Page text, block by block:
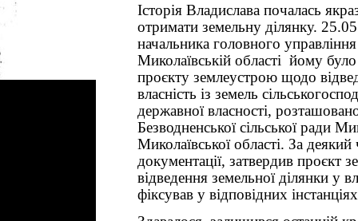
Історія Владислава почалась
отримати земельну ділянку.
начальника головного
Миколаївській області йому було
проєкту землеустрою щодо
власність із земель
державної власності,
Безводненської сільської ради
Миколаївської області. За
документації, затвердив проєкт
відведення земельної ділянки у
фіксував у відповідних